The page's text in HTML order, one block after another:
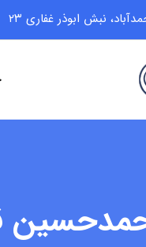
نبش ابوذر غفاری ۲۳